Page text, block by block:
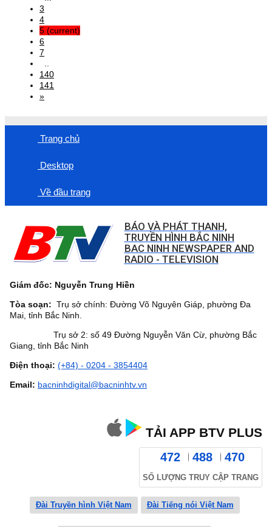
3
4
5 (current)
6
7
140
141
»
Trang chủ
Desktop
Về đầu trang
BÁO VÀ PHÁT THANH,
TRUYỀN HÌNH BẮC NINH
BAC NINH NEWSPAPER AND
RADIO - TELEVISION
Giám đốc: Nguyễn Trung Hiền
Tòa soạn: Trụ sở chính: Đường Võ Nguyên Giáp, phường Đa
Mai, tỉnh Bắc Ninh.
Trụ sở 2: số 49 Đường Nguyễn Văn Cừ, phường Bắc
Giang, tỉnh Bắc Ninh
Điện thoại: (+84) - 0204 - 3854404
Email: bacninhdigital@bacninhtv.vn
TẢI APP BTV PLUS
472 488 470
SỐ LƯỢNG TRUY CẬP TRANG
Đài Truyền hình Việt Nam Đài Tiếng nói Việt Nam